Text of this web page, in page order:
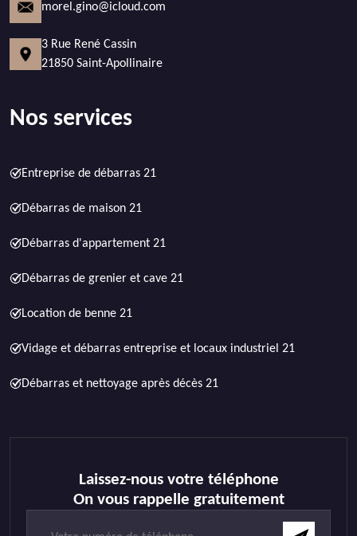
morel.gino@icloud.com
3 Rue René Cassin
21850 Saint-Apollinaire
Nos services
Entreprise de débarras 21
Débarras de maison 21
Débarras d'appartement 21
Débarras de grenier et cave 21
Location de benne 21
Vidage et débarras entreprise et locaux industriel 21
Débarras et nettoyage après décès 21
Laissez-nous votre téléphone
On vous rappelle gratuitement